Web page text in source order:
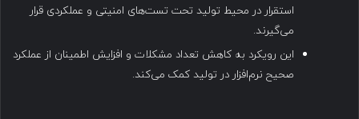
استقرار در محیط تولید تحت تست‌های امنیتی و عملکردی قرار
می‌گیرند.
این رویکرد به کاهش تعداد مشکلات و افزایش اطمینان از عملکرد
صحیح نرم‌افزار در تولید کمک می‌کند.